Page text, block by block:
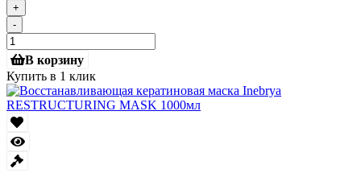
+
-
В корзину
Купить в 1 клик